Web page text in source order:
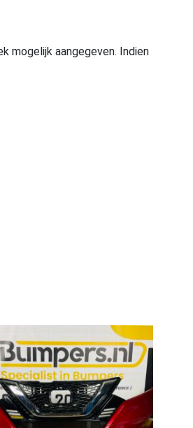
mogelijk aangegeven. Indien